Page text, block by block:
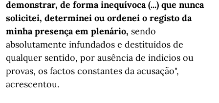
demonstrar, de forma inequívoca (...) que nunca
solicitei, determinei ou ordenei o registo da
minha presença em plenário, sendo
absolutamente infundados e destituídos de
qualquer sentido, por ausência de indícios ou
provas, os factos constantes da acusação",
acrescentou.